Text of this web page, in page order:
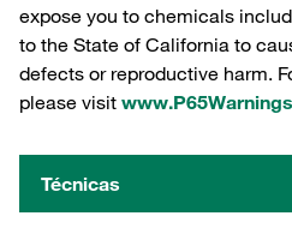
expose you to chemicals
to the State of California to
defects or reproductive harm.
please visit
Técnicas